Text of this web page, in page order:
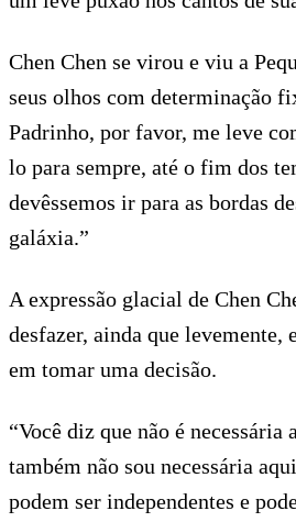
Chen Chen se virou e viu a
seus olhos com determinação
Padrinho, por favor, me leve
lo para sempre, até o fim dos
devêssemos ir para as bordas
galáxia.”
A expressão glacial de Chen
desfazer, ainda que levemente,
em tomar uma decisão.
“Você diz que não é necessária
também não sou necessária
podem ser independentes e